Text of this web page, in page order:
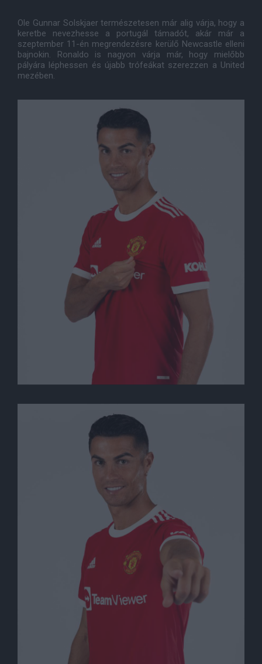
Ole Gunnar Solskjaer természetesen már alig várja, hogy a
keretbe nevezhesse a portugál támadót, akár már a
szeptember 11-én megrendezésre kerülő Newcastle elleni
bajnokin. Ronaldo is nagyon várja már, hogy mielőbb
pályára léphessen és újabb trófeákat szerezzen a United
mezében.